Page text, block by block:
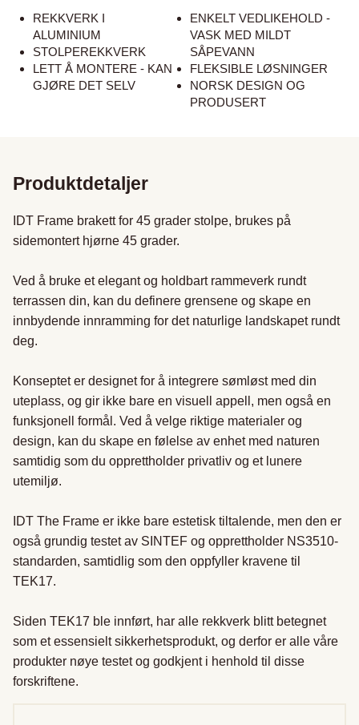
REKKVERK I
ALUMINIUM
STOLPEREKKVERK
LETT Å MONTERE - KAN
GJØRE DET SELV
ENKELT VEDLIKEHOLD -
VASK MED MILDT
SÅPEVANN
FLEKSIBLE LØSNINGER
NORSK DESIGN OG
PRODUSERT
Produktdetaljer
IDT Frame brakett for 45 grader stolpe, brukes på
sidemontert hjørne 45 grader.
Ved å bruke et elegant og holdbart rammeverk rundt
terrassen din, kan du definere grensene og skape en
innbydende innramming for det naturlige landskapet rundt
deg.
Konseptet er designet for å integrere sømløst med din
uteplass, og gir ikke bare en visuell appell, men også en
funksjonell formål. Ved å velge riktige materialer og
design, kan du skape en følelse av enhet med naturen
samtidig som du opprettholder privatliv og et lunere
utemiljø.
IDT The Frame er ikke bare estetisk tiltalende, men den er
også grundig testet av SINTEF og opprettholder NS3510-
standarden, samtidlig som den oppfyller kravene til
TEK17.
Siden TEK17 ble innført, har alle rekkverk blitt betegnet
som et essensielt sikkerhetsprodukt, og derfor er alle våre
produkter nøye testet og godkjent i henhold til disse
forskriftene.